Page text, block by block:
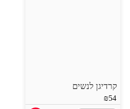
קרדיגן לנשים
₪54